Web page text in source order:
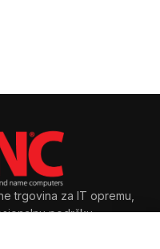
trgovina za IT opremu,
podršku.